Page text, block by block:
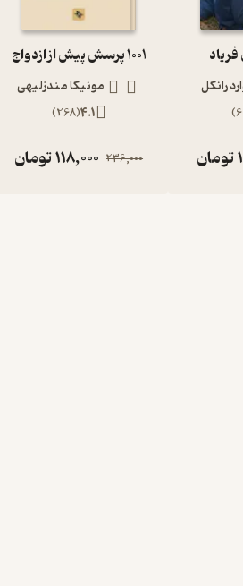
رانکل
)
تومان
1001 پرسش پیش از ازدواج
مونیکا مندزلیهی
4.1
(
268
)
236,000
118,000تومان